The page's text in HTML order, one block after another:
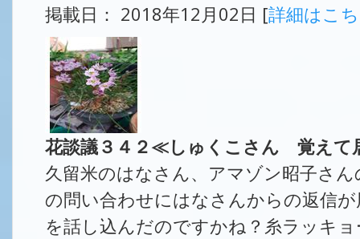
掲載日： 2018年12月02日 [詳細はこ
花談議３４２≪しゅくこさん 覚えて
久留米のはなさん、アマゾン昭子さ
の問い合わせにはなさんからの返信
を話し込んだのですかね？糸ラッキ